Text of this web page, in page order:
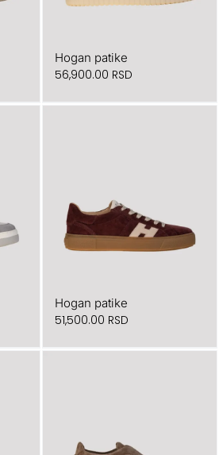
Hogan patike
56,900.00 RSD
Hogan patike
51,500.00 RSD